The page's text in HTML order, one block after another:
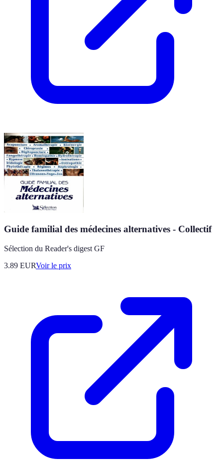
Guide familial des médecines alternatives - Collectif
Sélection du Reader's digest GF
3.89 EURVoir le prix